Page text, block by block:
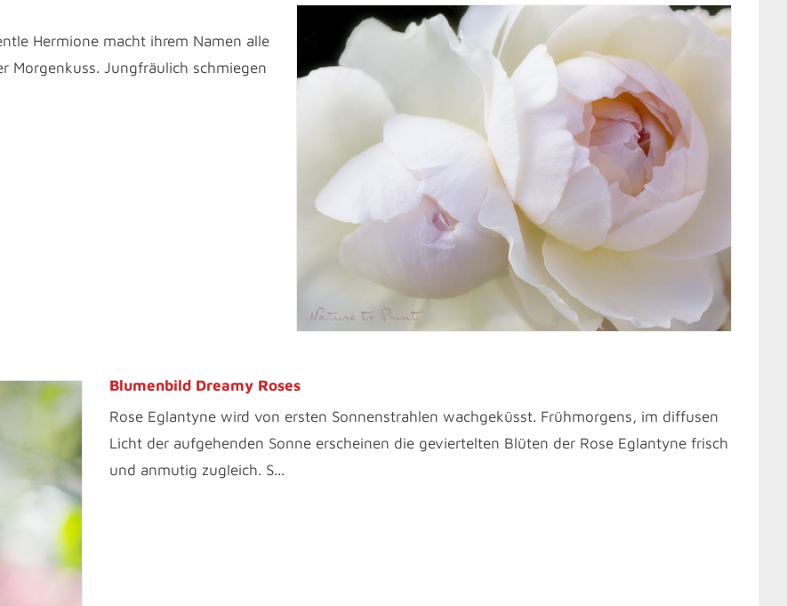
Hermione macht ihrem Namen alle
Morgenkuss. Jungfräulich schmiegen
Blumenbild Dreamy Roses
Rose Eglantyne wird von ersten Sonnenstrahlen wachgeküsst. Frühmorgens, im diffusen
Licht der aufgehenden Sonne erscheinen die geviertelten Blüten der Rose Eglantyne frisch
und anmutig zugleich. S...